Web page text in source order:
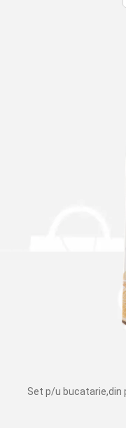
Set p/u bucatarie,din